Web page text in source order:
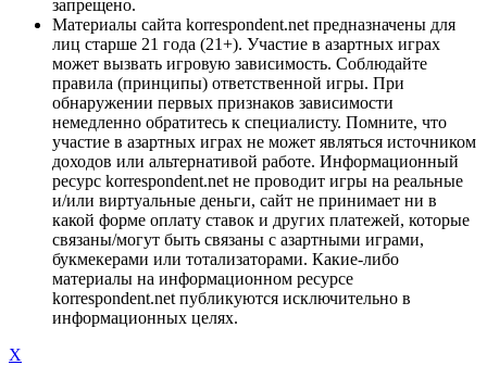
запрещено.
Материалы сайта korrespondent.net предназначены для
лиц старше 21 года (21+). Участие в азартных играх
может вызвать игровую зависимость. Соблюдайте
правила (принципы) ответственной игры. При
обнаружении первых признаков зависимости
немедленно обратитесь к специалисту. Помните, что
участие в азартных играх не может являться источником
доходов или альтернативой работе. Информационный
ресурс korrespondent.net не проводит игры на реальные
и/или виртуальные деньги, сайт не принимает ни в
какой форме оплату ставок и других платежей, которые
связаны/могут быть связаны с азартными играми,
букмекерами или тотализаторами. Какие-либо
материалы на информационном ресурсе
korrespondent.net публикуются исключительно в
информационных целях.
X